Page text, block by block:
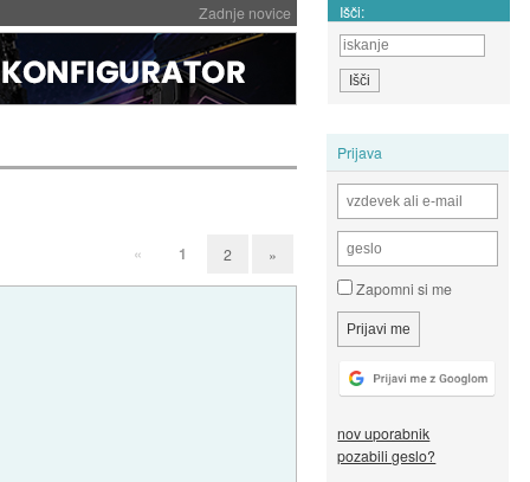
Zadnje novice Išči:
Prijava
Zapomni si me
nov uporabnik
pozabili geslo?
« 1 2 »